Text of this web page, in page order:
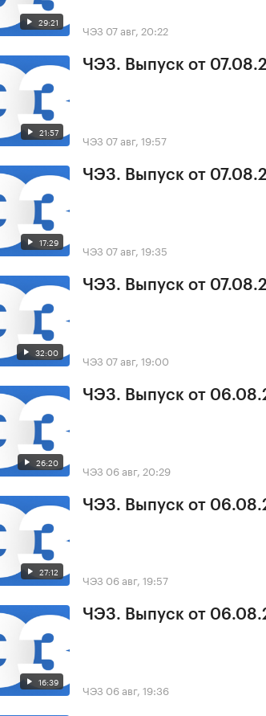
29:21 ЧЭЗ 07 авг, 20:22
21:57
ЧЭЗ. Выпуск от
ЧЭЗ 07 авг, 19:57
17:29
ЧЭЗ. Выпуск от
ЧЭЗ 07 авг, 19:35
32:00
ЧЭЗ. Выпуск от
ЧЭЗ 07 авг, 19:00
26:20
ЧЭЗ. Выпуск от
ЧЭЗ 06 авг, 20:29
27:12
ЧЭЗ. Выпуск от
ЧЭЗ 06 авг, 19:57
16:39
ЧЭЗ. Выпуск от
ЧЭЗ 06 авг, 19:36